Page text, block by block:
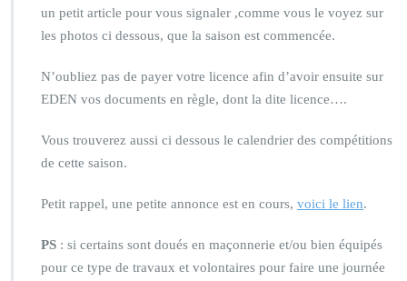
un petit article pour vous signaler ,comme vous le voyez sur
les photos ci dessous, que la saison est commencée.
N’oubliez pas de payer votre licence afin d’avoir ensuite sur
EDEN vos documents en règle, dont la dite licence….
Vous trouverez aussi ci dessous le calendrier des compétitions
de cette saison.
Petit rappel, une petite annonce est en cours, voici le lien.
PS : si certains sont doués en maçonnerie et/ou bien équipés
pour ce type de travaux et volontaires pour faire une journée